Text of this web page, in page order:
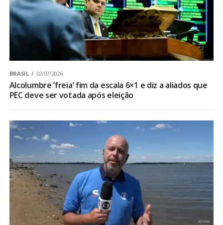
BRASIL 02/07/2026
Alcolumbre ‘freia’ fim da escala 6×1 e diz a aliados que
PEC deve ser votada após eleição